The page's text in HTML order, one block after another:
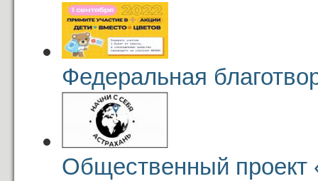
Федеральная
Общественный проект